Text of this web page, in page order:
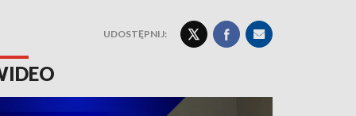
UDOSTĘPNIJ: